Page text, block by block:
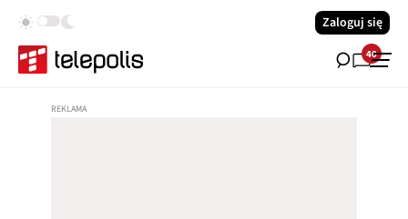
Zaloguj się
40